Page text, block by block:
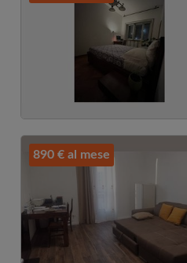
890 € al mese